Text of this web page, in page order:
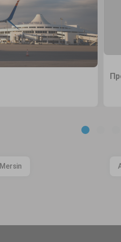
Mersin